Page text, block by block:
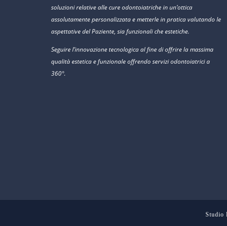
soluzioni relative alle cure odontoiatriche in un’ottica
assolutamente personalizzata e metterle in pratica valutando le
aspettative del Paziente, sia funzionali che estetiche.
Seguire l’innovazione tecnologica al fine di offrire la massima
qualità estetica e funzionale offrendo servizi odontoiatrici a
360°.
Studio